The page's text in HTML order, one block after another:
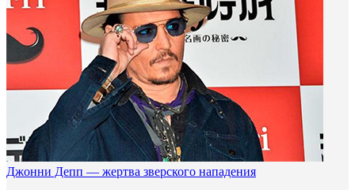
Джонни Депп — жертва зверского нападения